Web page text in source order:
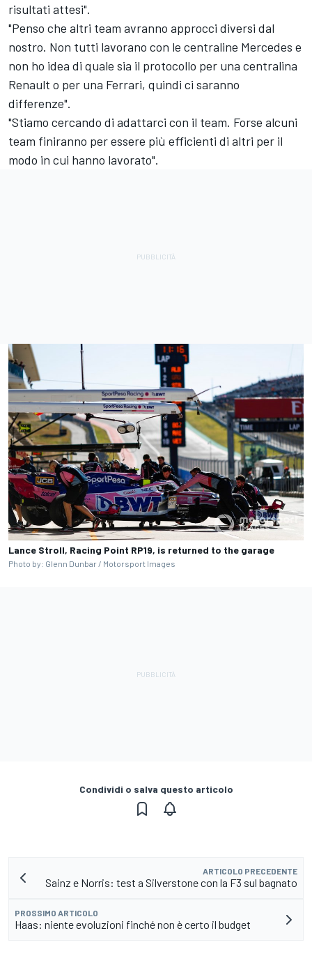
risultati attesi".
"Penso che altri team avranno approcci diversi dal
nostro. Non tutti lavorano con le centraline Mercedes e
non ho idea di quale sia il protocollo per una centralina
Renault o per una Ferrari, quindi ci saranno
differenze".
"Stiamo cercando di adattarci con il team. Forse alcuni
team finiranno per essere più efficienti di altri per il
modo in cui hanno lavorato".
Lance Stroll, Racing Point RP19, is returned to the garage
Photo by: Glenn Dunbar / Motorsport Images
Condividi o salva questo articolo
ARTICOLO PRECEDENTE
Sainz e Norris: test a Silverstone con la F3 sul bagnato
PROSSIMO ARTICOLO
Haas: niente evoluzioni finché non è certo il budget